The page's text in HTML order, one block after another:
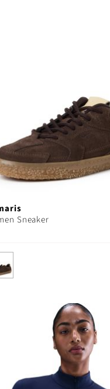
Sneaker